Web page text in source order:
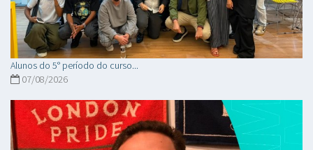
Alunos do 5° período do curso...
07/08/2026